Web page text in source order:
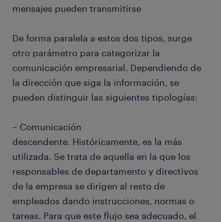
mensajes pueden transmitirse
De forma paralela a estos dos tipos, surge
otro parámetro para categorizar la
comunicación empresarial. Dependiendo de
la dirección que siga la información, se
pueden distinguir las siguientes tipologías:
– Comunicación
descendente. Históricamente, es la más
utilizada. Se trata de aquella en la que los
responsables de departamento y directivos
de la empresa se dirigen al resto de
empleados dando instrucciones, normas o
tareas. Para que este flujo sea adecuado, el